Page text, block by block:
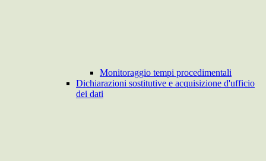
Monitoraggio tempi procedimentali
Dichiarazioni sostitutive e acquisizione d'ufficio
dei dati